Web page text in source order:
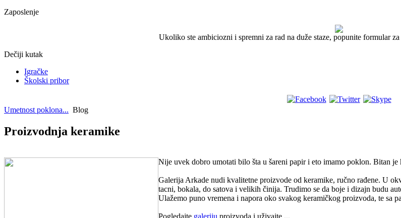
Zaposlenje
Ukoliko ste ambiciozni i spremni za rad na duže staze, popunite formular
Dečiji kutak
Igračke
Školski pribor
Umetnost poklona... Blog
Proizvodnja keramike
Nije uvek dobro umotati bilo šta u šareni papir i eto imamo poklon. Bitan je
Galerija Arkade nudi kvalitetne proizvode od keramike, ručno rađene. U
tacni, bokala, do satova i velikih činija. Trudimo se da boje i dizajn budu
Ulažemo puno vremena i napora oko svakog keramičkog proizvoda, te sa